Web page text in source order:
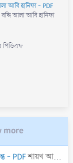
আবি হানিফা - PDF
আলা আবি হানিফা
পিডিএফ
more
- PDFশায়খ আব্দুর রাকীব বুখারী মাদানী